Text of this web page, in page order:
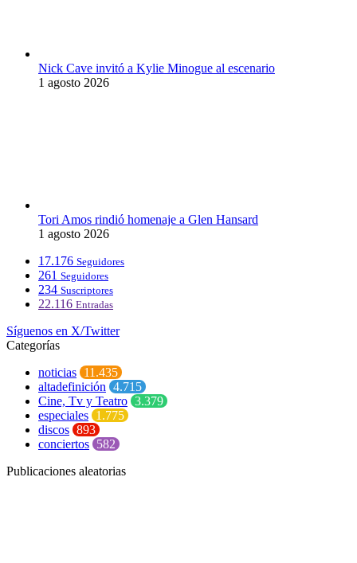
Nick Cave invitó a Kylie Minogue al escenario
1 agosto 2026
Tori Amos rindió homenaje a Glen Hansard
1 agosto 2026
17.176 Seguidores
261 Seguidores
234 Suscriptores
22.116 Entradas
Síguenos en X/Twitter
Categorías
noticias 11.435
altadefinición 4.715
Cine, Tv y Teatro 3.379
especiales 1.775
discos 893
conciertos 582
Publicaciones aleatorias